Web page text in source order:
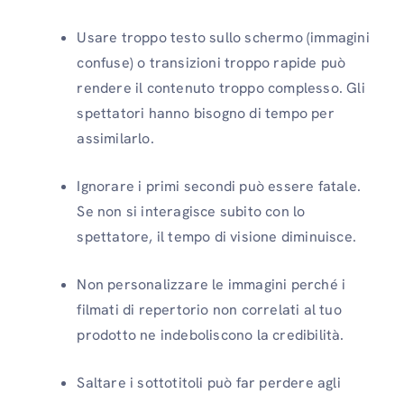
Usare troppo testo sullo schermo (immagini
confuse) o transizioni troppo rapide può
rendere il contenuto troppo complesso. Gli
spettatori hanno bisogno di tempo per
assimilarlo.
Ignorare i primi secondi può essere fatale.
Se non si interagisce subito con lo
spettatore, il tempo di visione diminuisce.
Non personalizzare le immagini perché i
filmati di repertorio non correlati al tuo
prodotto ne indeboliscono la credibilità.
Saltare i sottotitoli può far perdere agli